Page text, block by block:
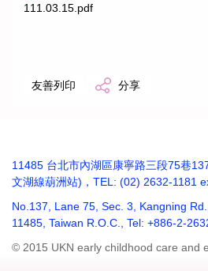
111.03.15.pdf
友善列印 分享
11485 台北市內湖區康寧路三段75巷
文湖線葫洲站)，TEL: (02) 2632-1181
No.137, Lane 75, Sec. 3, Kangning
11485, Taiwan R.O.C., Tel: +886-2-
© 2015 UKN early childhood care and